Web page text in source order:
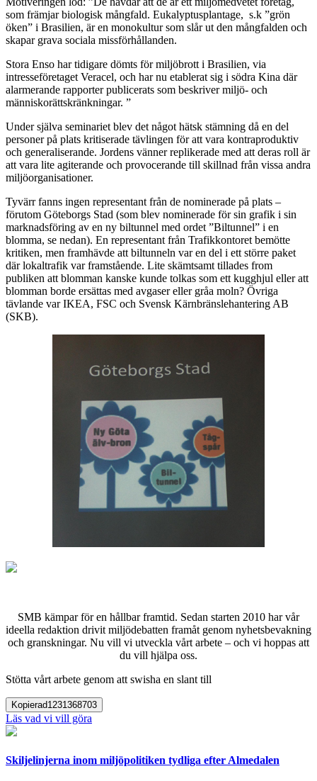
som främjar biologisk mångfald. Eukalyptusplantage, s.k ”grön
öken” i Brasilien, är en monokultur som slår ut den mångfalden och
skapar grava sociala missförhållanden.
Stora Enso har tidigare dömts för miljöbrott i Brasilien, via
intresseföretaget Veracel, och har nu etablerat sig i södra Kina där
alarmerande rapporter publicerats som beskriver miljö- och
människorättskränkningar. ”
Under själva seminariet blev det något hätsk stämning då en del
personer på plats kritiserade tävlingen för att vara kontraproduktiv
och generaliserande. Jordens vänner replikerade med att deras roll är
att vara lite agiterande och provocerande till skillnad från vissa andra
miljöorganisationer.
Tyvärr fanns ingen representant från de nominerade på plats –
förutom Göteborgs Stad (som blev nominerade för sin grafik i sin
marknadsföring av en ny biltunnel med ordet ”Biltunnel” i en
blomma, se nedan). En representant från Trafikkontoret bemötte
kritiken, men framhävde att biltunneln var en del i ett större paket
där lokaltrafik var framstående. Lite skämtsamt tillades from
publiken att blomman kanske kunde tolkas som ett kugghjul eller att
blomman borde ersättas med avgaser eller gråa moln? Övriga
tävlande var IKEA, FSC och Svensk Kärnbränslehantering AB
(SKB).
SMB kämpar för en hållbar framtid. Sedan starten 2010 har vår
ideella redaktion drivit miljödebatten framåt genom nyhetsbevakning
och granskningar. Nu vill vi utveckla vårt arbete – och vi hoppas att
du vill hjälpa oss.
Stötta vårt arbete genom att swisha en slant till
Kopierad1231368703
Läs vad vi vill göra
Skiljelinjerna inom miljöpolitiken tydliga efter Almedalen